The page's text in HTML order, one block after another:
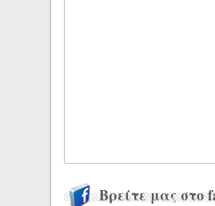
Βρείτε μας στο